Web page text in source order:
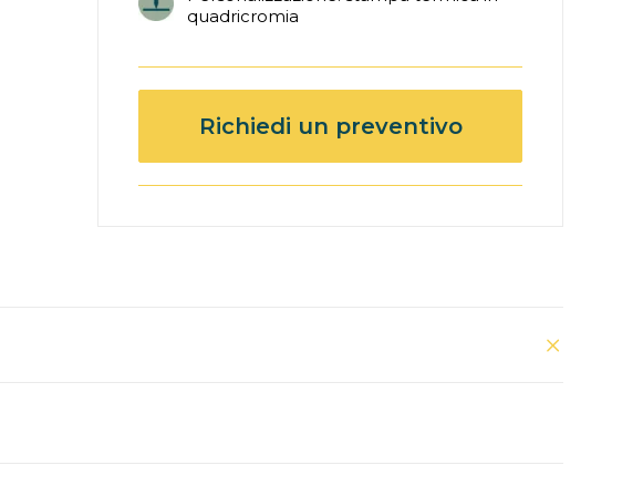
quadricromia
Richiedi un preventivo